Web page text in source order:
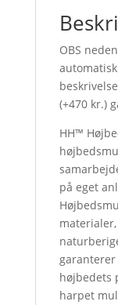
OBS
(+470 kr.)
HH™
på eget
højbedets
harpet